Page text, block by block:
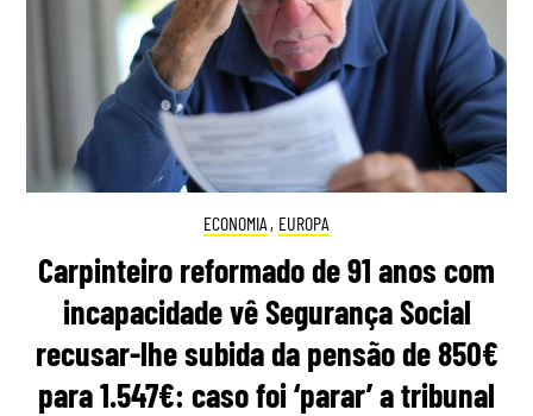
ECONOMIA , EUROPA
Carpinteiro reformado de 91 anos com
incapacidade vê Segurança Social
recusar-lhe subida da pensão de 850€
para 1.547€: caso foi ‘parar’ a tribunal